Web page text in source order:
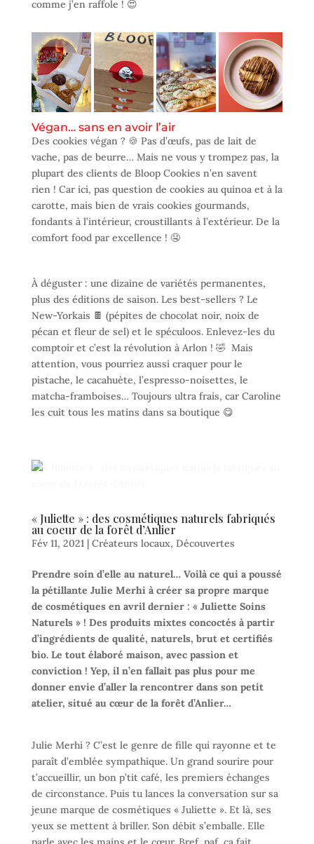
comme j’en raffole ! 😍
Végan… sans en avoir l’air
Des cookies végan ? 🍪 Pas d’œufs, pas de lait de
vache, pas de beurre… Mais ne vous y trompez pas, la
plupart des clients de Bloop Cookies n’en savent
rien ! Car ici, pas question de cookies au quinoa et à la
carotte, mais bien de vrais cookies gourmands,
fondants à l’intérieur, croustillants à l’extérieur. De la
comfort food par excellence ! 🤤
À déguster : une dizaine de variétés permanentes,
plus des éditions de saison. Les best-sellers ? Le
New-Yorkais 🍫 (pépites de chocolat noir, noix de
pécan et fleur de sel) et le spéculoos. Enlevez-les du
comptoir et c’est la révolution à Arlon ! 🤣 Mais
attention, vous pourriez aussi craquer pour le
pistache, le cacahuète, l’espresso-noisettes, le
matcha-framboises… Toujours ultra frais, car Caroline
les cuit tous les matins dans sa boutique 😋
« Juliette » : des cosmétiques naturels fabriqués
au coeur de la forêt d’Anlier
Fév 11, 2021| Créateurs locaux, Découvertes
Prendre soin d’elle au naturel… Voilà ce qui a poussé
la pétillante Julie Merhi à créer sa propre marque
de cosmétiques en avril dernier : « Juliette Soins
Naturels » ! Des produits mixtes concoctés à partir
d’ingrédients de qualité, naturels, brut et certifiés
bio. Le tout élaboré maison, avec passion et
conviction ! Yep, il n’en fallait pas plus pour me
donner envie d’aller la rencontrer dans son petit
atelier, situé au cœur de la forêt d’Anlier…
Julie Merhi ? C’est le genre de fille qui rayonne et te
paraît d’emblée sympathique. Un grand sourire pour
t’accueillir, un bon p’tit café, les premiers échanges
de circonstance. Puis tu lances la conversation sur sa
jeune marque de cosmétiques « Juliette ». Et là, ses
yeux se mettent à briller. Son débit s’emballe. Elle